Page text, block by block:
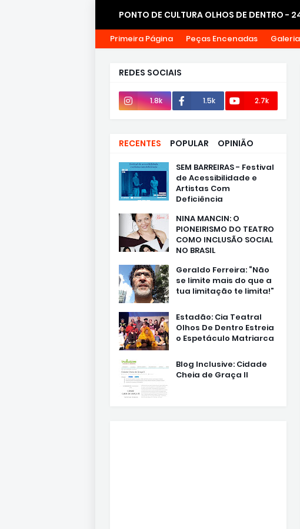
PONTO DE CULTURA OLHOS DE DENTRO -
CONTATOS
Primeira Página Peças Encenadas
REDES SOCIAIS
1.8k 1.5k 2.7k
RECENTES POPULAR OPINIÃO
SEM BARREIRAS - Festival
de Acessibilidade e
Artistas Com
Deficiência
NINA MANCIN: O
PIONEIRISMO DO TEATRO
COMO INCLUSÃO SOCIAL
NO BRASIL
Geraldo Ferreira: “Não
se limite mais do que a
tua limitação te limita!”
Estadão: Cia Teatral
Olhos De Dentro Estreia
o Espetáculo Matriarca
Blog Inclusive: Cidade
Cheia de Graça II